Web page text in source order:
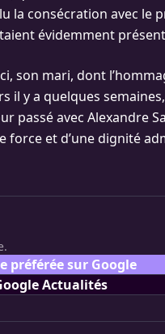
la consécration avec le
évidemment
son mari, dont
il y a quelques
passé avec Alexandre
force et d’une dignité
préférée sur Google
Actualités